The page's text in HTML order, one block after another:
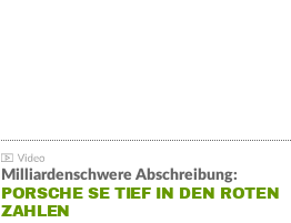
Milliardenschwere Abschreibung:
PORSCHE SE TIEF IN DEN ROTEN
ZAHLEN